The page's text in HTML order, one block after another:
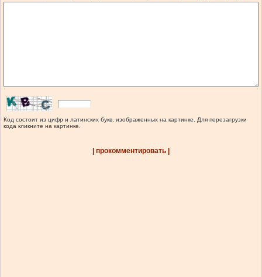
Код состоит из цифр и латинских букв, изображенных на картинке. Для перезагрузки
кода кликните на картинке.
| прокомментировать |